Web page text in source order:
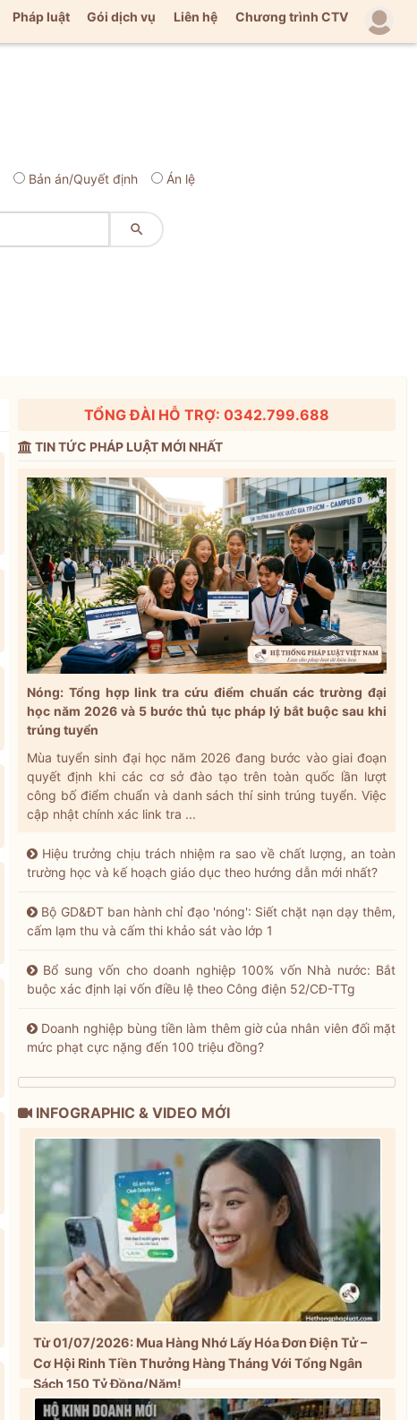
Pháp luật Gói dịch vụ Liên hệ Chương trình CTV
Bản án/Quyết định Án lệ

TỔNG ĐÀI HỖ TRỢ: 0342.799.688
TIN TỨC PHÁP LUẬT MỚI NHẤT
Nóng: Tổng hợp link tra cứu điểm chuẩn các trường đại
học năm 2026 và 5 bước thủ tục pháp lý bắt buộc sau khi
trúng tuyển
Mùa tuyển sinh đại học năm 2026 đang bước vào giai đoạn
quyết định khi các cơ sở đào tạo trên toàn quốc lần lượt
công bố điểm chuẩn và danh sách thí sinh trúng tuyển. Việc
cập nhật chính xác link tra ...
Hiệu trưởng chịu trách nhiệm ra sao về chất lượng, an toàn
trường học và kế hoạch giáo dục theo hướng dẫn mới nhất?
Bộ GD&ĐT ban hành chỉ đạo 'nóng': Siết chặt nạn dạy thêm,
cấm lạm thu và cấm thi khảo sát vào lớp 1
Bổ sung vốn cho doanh nghiệp 100% vốn Nhà nước: Bắt
buộc xác định lại vốn điều lệ theo Công điện 52/CĐ-TTg
Doanh nghiệp bùng tiền làm thêm giờ của nhân viên đối mặt
mức phạt cực nặng đến 100 triệu đồng?
INFOGRAPHIC & VIDEO MỚI
Từ 01/07/2026: Mua Hàng Nhớ Lấy Hóa Đơn Điện Tử –
Cơ Hội Rinh Tiền Thưởng Hàng Tháng Với Tổng Ngân
Sách 150 Tỷ Đồng/Năm!